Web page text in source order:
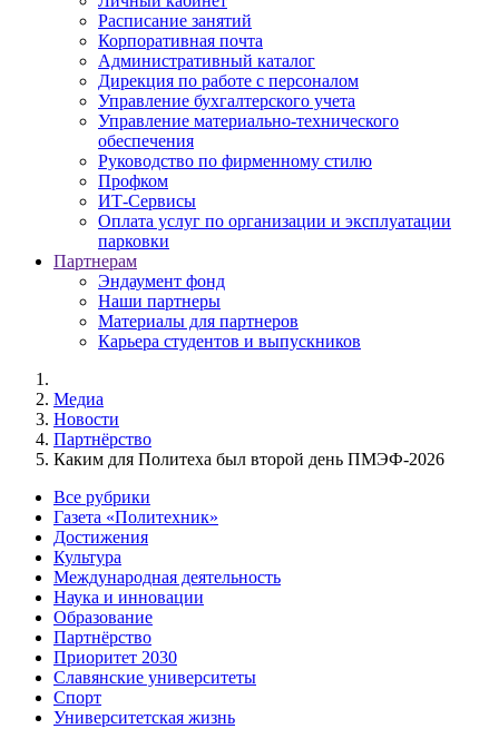
Расписание занятий
Корпоративная почта
Административный каталог
Дирекция по работе с персоналом
Управление бухгалтерского учета
Управление материально-технического
обеспечения
Руководство по фирменному стилю
Профком
ИТ-Сервисы
Оплата услуг по организации и эксплуатации
парковки
Партнерам
Эндаумент фонд
Наши партнеры
Материалы для партнеров
Карьера студентов и выпускников
Медиа
Новости
Партнёрство
Каким для Политеха был второй день ПМЭФ-2026
Все рубрики
Газета «Политехник»
Достижения
Культура
Международная деятельность
Наука и инновации
Образование
Партнёрство
Приоритет 2030
Славянские университеты
Спорт
Университетская жизнь